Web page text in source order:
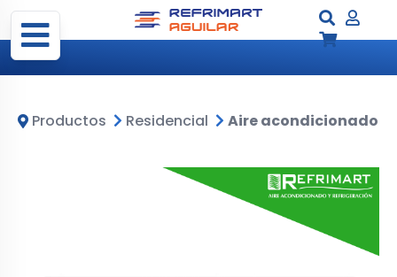
Productos Residencial Aire acondicionado